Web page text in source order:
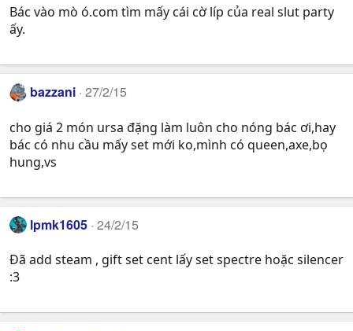
Bác vào mò ó.com tìm mấy cái cờ líp của real slut party
ấy.
bazzani 27/2/15
cho giá 2 món ursa đặng làm luôn cho nóng bác ơi,hay
bác có nhu cầu mấy set mới ko,mình có queen,axe,bọ
hung,vs
lpmk1605 24/2/15
Đã add steam , gift set cent lấy set spectre hoặc silencer
:3